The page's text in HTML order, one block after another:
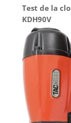
Test de la
KDH90V